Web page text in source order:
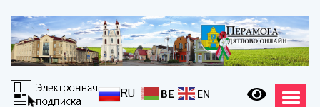
RU BE EN